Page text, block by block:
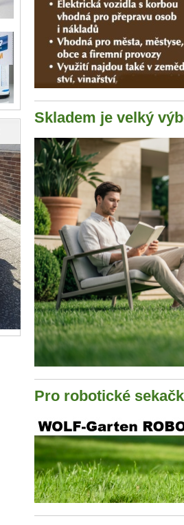
Skladem je velký
Pro robotické